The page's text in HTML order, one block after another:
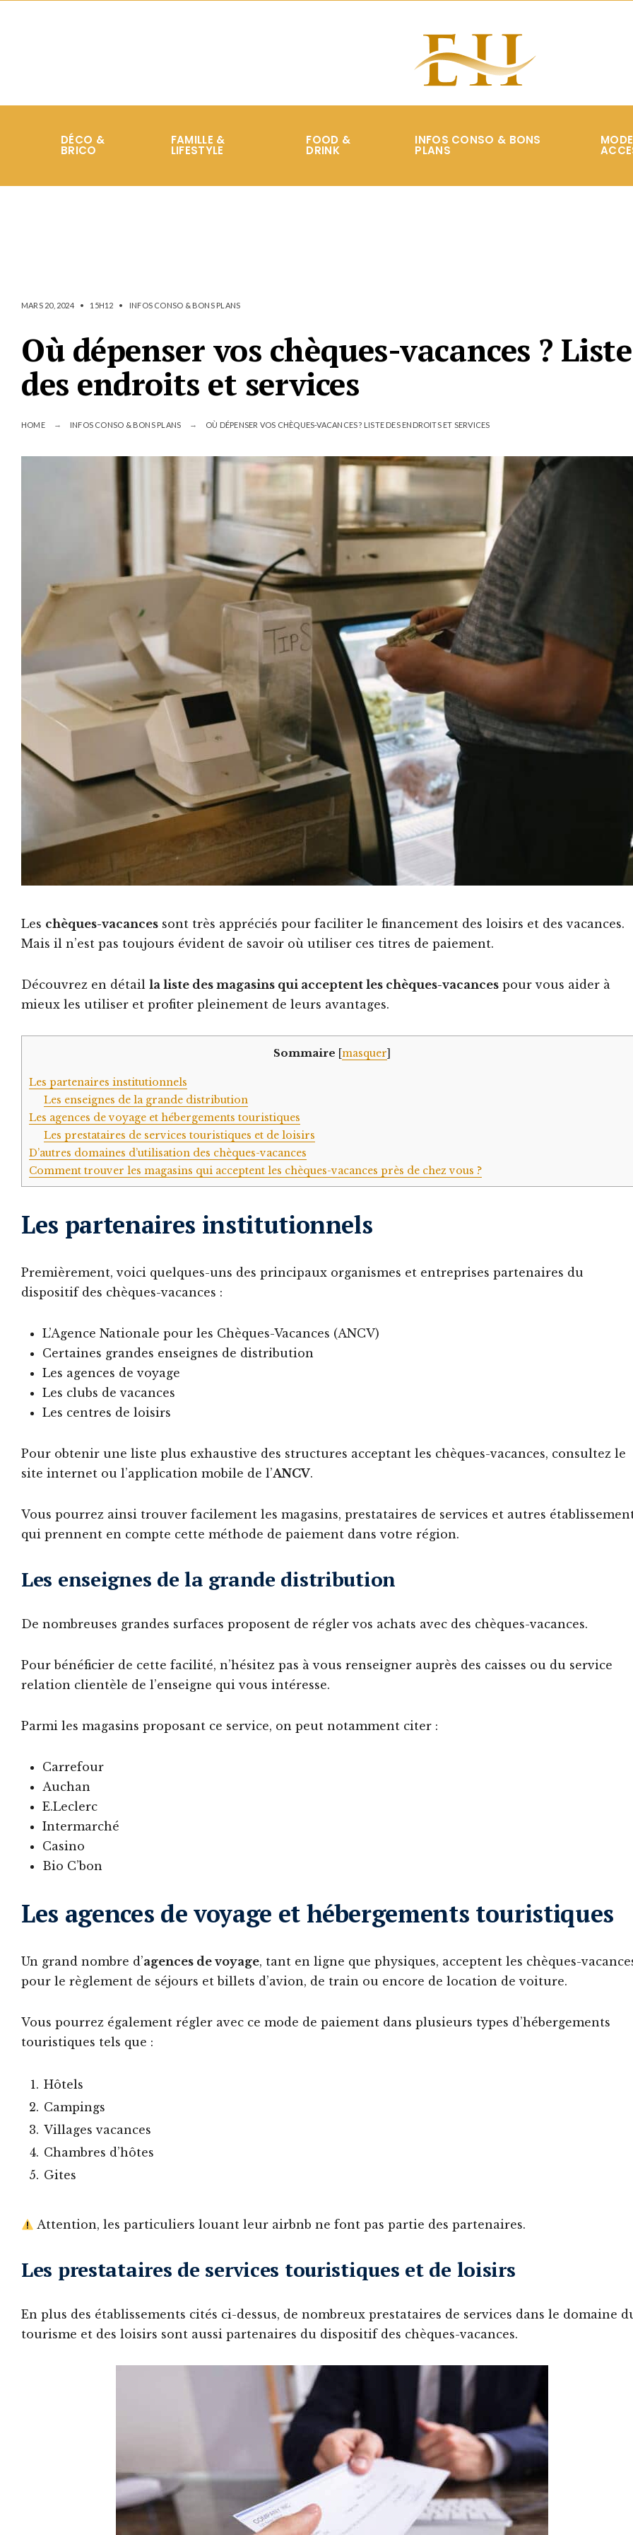
DÉCO &
BRICO
FAMILLE &
LIFESTYLE
FOOD &
DRINK
INFOS CONSO & BONS
PLANS
MARS 20, 2024 • 15H12 • INFOS CONSO & BONS PLANS
Où dépenser vos chèques-vacances ? Liste
des endroits et services
HOME INFOS CONSO & BONS PLANS OÙ DÉPENSER VOS CHÈQUES-VACANCES ? LISTE DES ENDROITS ET SERVICES
Les chèques-vacances sont très appréciés pour faciliter le financement des loisirs et des vacances.
Mais il n’est pas toujours évident de savoir où utiliser ces titres de paiement.
Découvrez en détail la liste des magasins qui acceptent les chèques-vacances pour vous aider à
mieux les utiliser et profiter pleinement de leurs avantages.
Sommaire masquer
Les partenaires institutionnels
Les enseignes de la grande distribution
Les agences de voyage et hébergements touristiques
Les prestataires de services touristiques et de loisirs
D’autres domaines d’utilisation des chèques-vacances
Comment trouver les magasins qui acceptent les chèques-vacances près de chez vous ?
Les partenaires institutionnels
Premièrement, voici quelques-uns des principaux organismes et entreprises partenaires du
dispositif des chèques-vacances :
L’Agence Nationale pour les Chèques-Vacances (ANCV)
Certaines grandes enseignes de distribution
Les agences de voyage
Les clubs de vacances
Les centres de loisirs
Pour obtenir une liste plus exhaustive des structures acceptant les chèques-vacances, consultez le
site internet ou l’application mobile de l’ANCV.
Vous pourrez ainsi trouver facilement les magasins, prestataires de services et autres
qui prennent en compte cette méthode de paiement dans votre région.
Les enseignes de la grande distribution
De nombreuses grandes surfaces proposent de régler vos achats avec des chèques-vacances.
Pour bénéficier de cette facilité, n’hésitez pas à vous renseigner auprès des caisses ou du service
relation clientèle de l’enseigne qui vous intéresse.
Parmi les magasins proposant ce service, on peut notamment citer :
Carrefour
Auchan
E.Leclerc
Intermarché
Casino
Bio C’bon
Les agences de voyage et hébergements touristiques
Un grand nombre d’agences de voyage, tant en ligne que physiques, acceptent les chèques-
pour le règlement de séjours et billets d’avion, de train ou encore de location de voiture.
Vous pourrez également régler avec ce mode de paiement dans plusieurs types d’hébergements
touristiques tels que :
Hôtels
Campings
Villages vacances
Chambres d’hôtes
Gites
Attention, les particuliers louant leur airbnb ne font pas partie des partenaires.
Les prestataires de services touristiques et de loisirs
En plus des établissements cités ci-dessus, de nombreux prestataires de services dans le domaine
tourisme et des loisirs sont aussi partenaires du dispositif des chèques-vacances.